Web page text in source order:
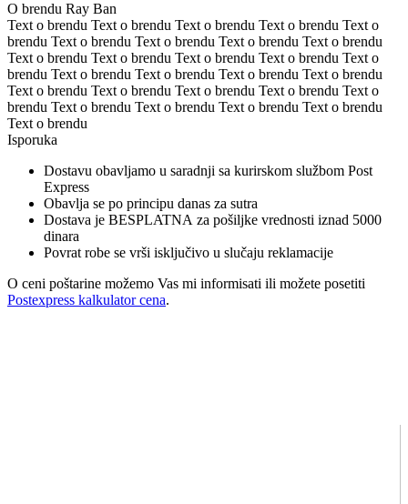
O brendu Ray Ban
Text o brendu Text o brendu Text o brendu Text o brendu Text o
brendu Text o brendu Text o brendu Text o brendu Text o brendu
Text o brendu Text o brendu Text o brendu Text o brendu Text o
brendu Text o brendu Text o brendu Text o brendu Text o brendu
Text o brendu Text o brendu Text o brendu Text o brendu Text o
brendu Text o brendu Text o brendu Text o brendu Text o brendu
Text o brendu
Isporuka
Dostavu obavljamo u saradnji sa kurirskom službom Post
Express
Obavlja se po principu danas za sutra
Dostava je BESPLATNA za pošiljke vrednosti iznad 5000
dinara
Povrat robe se vrši isključivo u slučaju reklamacije
O ceni poštarine možemo Vas mi informisati ili možete posetiti
Postexpress kalkulator cena.